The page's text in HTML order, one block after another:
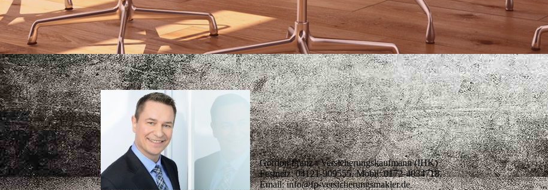
Gordon Franz - Versicherungskaufmann (IHK)
Festnetz: 04121-909555, Mobil: 0172-4034718,
Email: info@fp-versicherungsmakler.de